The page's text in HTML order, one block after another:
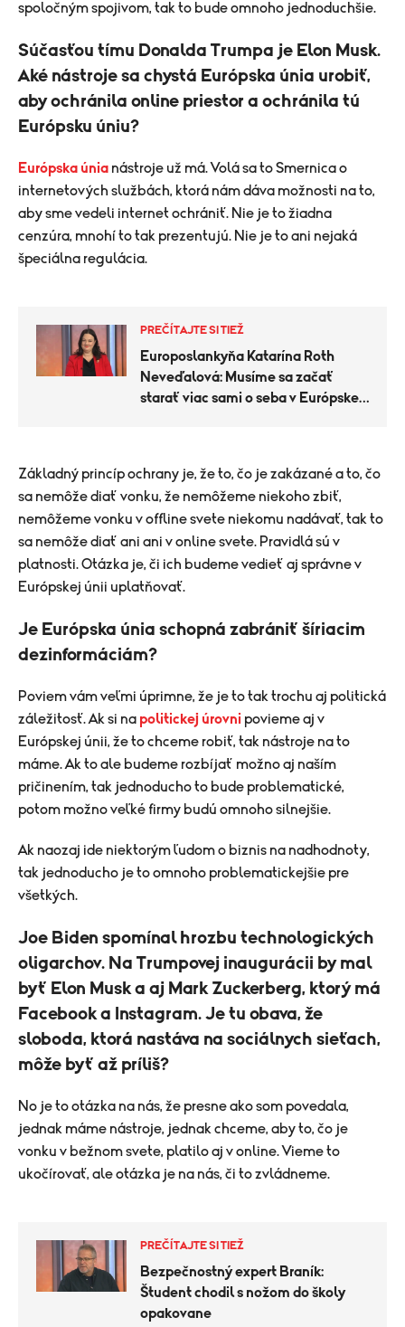
spoločným spojivom, tak to bude omnoho jednoduchšie.
Súčasťou tímu Donalda Trumpa je Elon Musk.
Aké nástroje sa chystá Európska únia urobiť,
aby ochránila online priestor a ochránila tú
Európsku úniu?
Európska únia nástroje už má. Volá sa to Smernica o
internetových službách, ktorá nám dáva možnosti na to,
aby sme vedeli internet ochrániť. Nie je to žiadna
cenzúra, mnohí to tak prezentujú. Nie je to ani nejaká
špeciálna regulácia.
PREČÍTAJTE SI TIEŽ
Europoslankyňa Katarína Roth
Neveďalová: Musíme sa začať
starať viac sami o seba v Európskej
Základný princíp ochrany je, že to, čo je zakázané a to, čo
sa nemôže diať vonku, že nemôžeme niekoho zbiť,
nemôžeme vonku v offline svete niekomu nadávať, tak to
sa nemôže diať ani ani v online svete. Pravidlá sú v
platnosti. Otázka je, či ich budeme vedieť aj správne v
Európskej únii uplatňovať.
Je Európska únia schopná zabrániť šíriacim
dezinformáciám?
Poviem vám veľmi úprimne, že je to tak trochu aj politická
záležitosť. Ak si na politickej úrovni povieme aj v
Európskej únii, že to chceme robiť, tak nástroje na to
máme. Ak to ale budeme rozbíjať možno aj naším
pričinením, tak jednoducho to bude problematické,
potom možno veľké firmy budú omnoho silnejšie.
Ak naozaj ide niektorým ľudom o biznis na nadhodnoty,
tak jednoducho je to omnoho problematickejšie pre
všetkých.
Joe Biden spomínal hrozbu technologických
oligarchov. Na Trumpovej inaugurácii by mal
byť Elon Musk a aj Mark Zuckerberg, ktorý má
Facebook a Instagram. Je tu obava, že
sloboda, ktorá nastáva na sociálnych sieťach,
môže byť až príliš?
No je to otázka na nás, že presne ako som povedala,
jednak máme nástroje, jednak chceme, aby to, čo je
vonku v bežnom svete, platilo aj v online. Vieme to
ukočírovať, ale otázka je na nás, či to zvládneme.
PREČÍTAJTE SI TIEŽ
Bezpečnostný expert Braník:
Študent chodil s nožom do školy
opakovane